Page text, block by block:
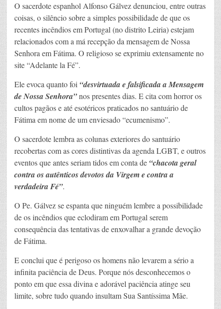
O sacerdote espanhol Alfonso Gálvez denunciou, entre outras
coisas, o silêncio sobre a simples possibilidade de que os
recentes incêndios em Portugal (no distrito Leiria) estejam
relacionados com a má recepção da mensagem de Nossa
Senhora em Fátima. O religioso se exprimiu extensamente no
site “Adelante la Fé”.
Ele evoca quanto foi “desvirtuada e falsificada a Mensagem
de Nossa Senhora”nos presentes dias. E cita com horror os
cultos pagãos e até esotéricos praticados no santuário de
Fátima em nome de um enviesado “ecumenismo”.
O sacerdote lembra as colunas exteriores do santuário
recobertas com as cores distintivas da agenda LGBT, e outros
eventos que antes seriam tidos em conta de “chacota geral
contra os autênticos devotos da Virgem e contra a
verdadeira Fé”.
O Pe. Gálvez se espanta que ninguém lembre a possibilidade
de os incêndios que eclodiram em Portugal serem
consequência das tentativas de enxovalhar a grande devoção
de Fátima.
E conclui que é perigoso os homens não levarem a sério a
infinita paciência de Deus. Porque nós desconhecemos o
ponto em que essa divina e adorável paciência atinge seu
limite, sobre tudo quando insultam Sua Santíssima Mãe.